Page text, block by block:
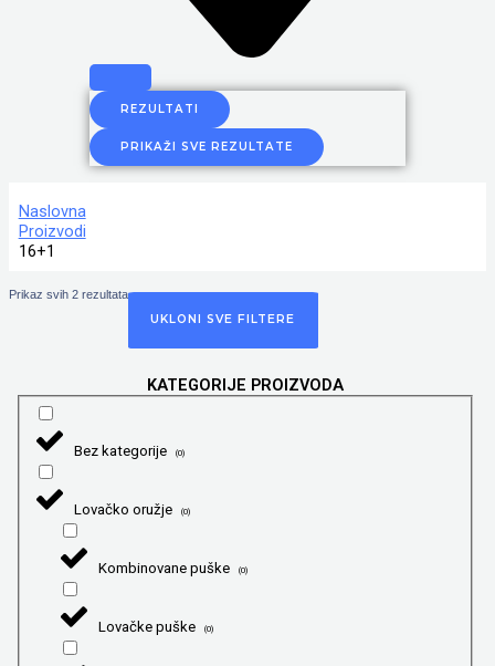
REZULTATI
PRIKAŽI SVE REZULTATE
Naslovna
Proizvodi
16+1
Prikaz svih 2 rezultata
UKLONI SVE FILTERE
KATEGORIJE PROIZVODA
Bez kategorije (0)
Lovačko oružje (0)
Kombinovane puške (0)
Lovačke puške (0)